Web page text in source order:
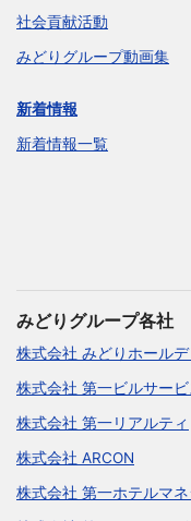
社会貢献活動
みどりグループ動画集
新着情報
新着情報一覧
みどりグループ各社
株式会社 みどりホール
株式会社 第一ビルサービ
株式会社 第一リアルティ
株式会社 ARCON
株式会社 第一ホテルマネ